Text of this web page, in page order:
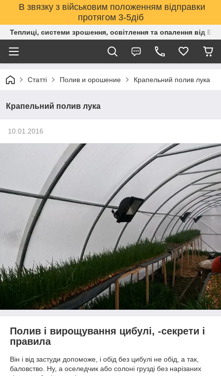
В звязку з військовим положенням відправки
протягом 3-5діб
Теплиці, системи зрошення, освітлення та опалення від
Статті Полив и орошение Крапельний полив лука
Крапельний полив лука
10.01.2016
Полив і вирощування цибулі, -секрети і
правила
Він і від застуди допоможе, і обід без цибулі не обід, а так,
баловство. Ну, а оселедчик або солоні грузді без нарізаних